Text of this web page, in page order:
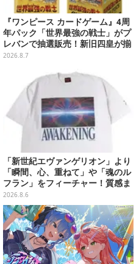
『ワンピース カードゲーム』4周
年パック「世界最強の戦士」がプ
レバンで抽選販売！新旧四皇が揃
い踏み、刃牙作者が描く「カイド
2026.8.7
「新世紀エヴァンゲリオン」より
「瞬間、心、重ねて」や「魂のル
フラン」をフィーチャー！質感ま
でこだわった高級Tシャツが8月7
日発売
2026.8.6